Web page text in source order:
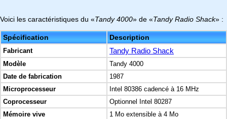
Voici les caractéristiques du «Tandy 4000» de «Tandy Radio Shack» :
Spécification Description
Fabricant Tandy Radio Shack
Modèle
Tandy 4000
Date de fabrication
1987
Microprocesseur
Intel 80386 cadencé à 16 MHz
Coprocesseur
Optionnel Intel 80287
Mémoire vive
1 Mo extensible à 4 Mo